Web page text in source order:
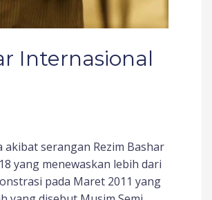
Internasional
akibat serangan Rezim Bashar
yang menewaskan lebih dari
pada Maret 2011 yang